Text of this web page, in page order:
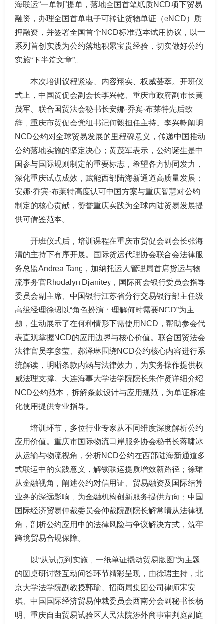
海联运“一单制”提单，落地全国首笔纸质NCD项下贸易
融资，办理‌全国首单电子可转让货物单证（eNCD）质
押融资‌，并签署全国首个NCD标准范本试用协议，以一
系列首创实践为公约落地积累宝贵经验，切实做好公约
实施“下半篇文章”。
本次培训议程紧凑、内容翔实、权威荟萃。开班仪
式上，中国贸促会副会长李兴乾、重庆市政府副市长黄
茂军、联合国贸法会秘书长安娜·乔宾·布莱特先后致
辞，重庆市贸促会党组书记何毅担任主持。李兴乾阐明
NCD公约对全球贸易发展的里程碑意义，传递中国推动
公约落地实施的坚定决心；黄茂军表示，公约诞生是中
国参与国际规则制定的重要标志，希望各方协同发力，
深化重庆试点成效，赋能西部陆海新通道高质量发展；
安娜·乔宾·布莱特高度认可中国方案与重庆智慧对公约
制定的核心贡献，赞誉重庆实践为全球内陆贸易发展提
供可借鉴范本。
开班仪式后，培训课程在重庆市贸促会副会长张海
清的主持下有序开展。国际货运代理协会联合会法律服
务总监Andrea Tang，加纳托运人管理局首席货运与物
流事务官Rhodalyn Djanitey，国际商会银行委员会指导
委员会副主席、中国银行江苏省分行交易银行部主任级
高级经理徐珺以“角色扮演：理解何时需要NCD”为主
题，生动展示了在何种情形下需使用NCD，帮助参会代
表直观掌握NCD的应用边界与核心价值。联合国贸法会
法律官员李彦莹、郝泽琳围绕NCD公约核心内容进行系
统解读，明晰条款内涵与法律效力，为实务操作提供权
威法理支撑。大连海事大学法学院院长朱作贤详细介绍
NCD公约范本，拆解条款设计与应用规范，为单证标准
化使用提供专业指导。
培训环节，多位行业专家从不同维度深度解析公约
应用价值。重庆市国际物流口岸服务协会秘书长蒋啸冰
从运输与物流视角，分析NCD公约在西部陆海新通道多
式联运中的实践意义，解锁联运提质增效新路径；徐珺
从金融视角，阐述公约对信用证、贸易融资及国际结算
业务的深远影响，为金融机构创新服务提供方向；中国
国际经济贸易仲裁委员会仲裁院副院长解常晴从法律视
角，剖析公约应用中的法律风险与争议解决方式，筑牢
跨境贸易合规保障。
以“从试点到实施，一纸单证撬动贸易版图”为主题
的圆桌研讨暨互动问答环节精彩呈现，由徐珺主持，北
京大学法学院副教授郭瑜、招商局集团公司律师宋安
琪、中国国际经济贸易仲裁委员会西南分会副秘书长杨
明、重庆自由贸易试验区人民法院涉外商事审判庭副庭